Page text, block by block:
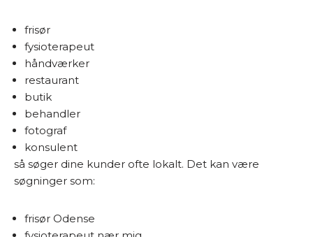
frisør
fysioterapeut
håndværker
restaurant
butik
behandler
fotograf
konsulent
så søger dine kunder ofte lokalt. Det kan være
søgninger som:
frisør Odense